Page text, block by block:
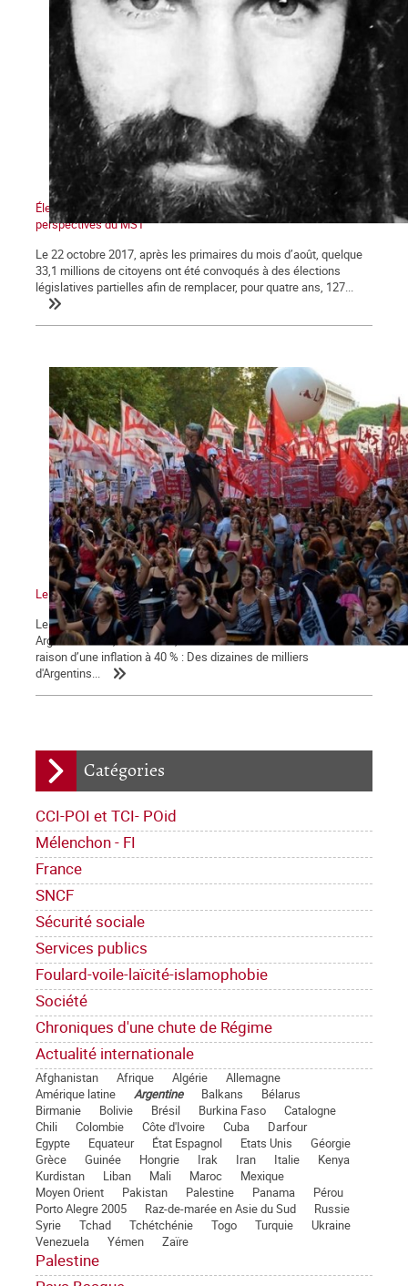
Catégories
CCI-POI et TCI- POid
Mélenchon - FI
France
SNCF
Sécurité sociale
Services publics
Foulard-voile-laïcité-islamophobie
Société
Chroniques d'une chute de Régime
Actualité internationale
Afghanistan Afrique Algérie
Allemagne
Amérique latine
Argentine Balkans
Bélarus
Birmanie
Bolivie Brésil Burkina Faso
Catalogne
Chili
Colombie Côte d'Ivoire Cuba
Darfour
Egypte
Equateur État Espagnol Etats Unis
Géorgie
Grèce
Guinée Hongrie Irak Iran Italie
Kenya
Kurdistan
Liban Mali Maroc
Mexique
Moyen Orient
Pakistan Palestine Panama
Pérou
Porto Alegre 2005
Raz-de-marée en Asie du Sud
Russie
Syrie
Tchad Tchétchénie Togo Turquie
Ukraine
Venezuela
Yémen Zaïre
Palestine
Élections en Argentine : La déroute du péronisme et les
perspectives du MST
Le 22 octobre 2017, après les primaires du mois d’août, quelque
33,1 millions de citoyens ont été convoqués à des élections
législatives partielles afin de remplacer, pour quatre ans, 127...
Le mouvement vers la grève générale
Les statistiques indiquent une amorce de reprise économique en
Argentine mais, dans la rue, la tension sociale s'accentue en
raison d’une inflation à 40 % : Des dizaines de milliers
d'Argentins...